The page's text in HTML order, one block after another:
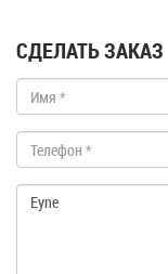
СДЕЛАТЬ ЗАКАЗ